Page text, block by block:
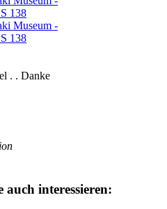
. . Danke
auch interessieren: